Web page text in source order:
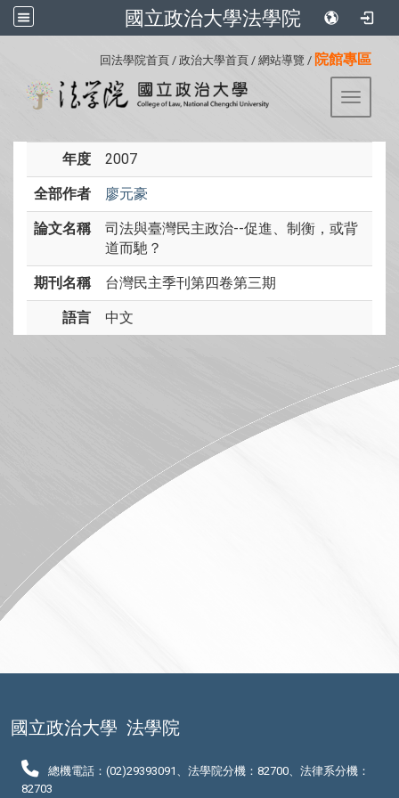
國立政治大學法學院
回法學院首頁 / 政治大學首頁 / 網站導覽 / 院館專區
Toggle
年度 2007
全部作者 廖元豪
論文名稱
司法與臺灣民主政治--促進、制衡，或背
道而馳？
期刊名稱 台灣民主季刊第四卷第三期
語言 中文
國立政治大學 法學院
總機電話：(02)29393091、法學院分機：82700、法律系分機：
82703